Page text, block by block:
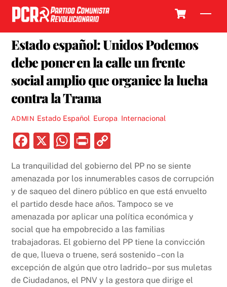
Skip
content
Estado español: Unidos Podemos
debe poner en la calle un frente
social amplio que organice la lucha
contra la Trama
ADMIN Estado Español Europa Internacional
F
c
e
b
o
o
k
X
W
at
s
A
p
p
P
nt p
y
Li
n
k
La tranquilidad del gobierno del PP no se siente
amenazada por los innumerables casos de corrupción
y de saqueo del dinero público en que está envuelto
el partido desde hace años. Tampoco se ve
amenazada por aplicar una política económica y
social que ha empobrecido a las familias
trabajadoras. El gobierno del PP tiene la convicción
de que, llueva o truene, será sostenido –con la
excepción de algún que otro ladrido– por sus muletas
de Ciudadanos, el PNV y la gestora que dirige el